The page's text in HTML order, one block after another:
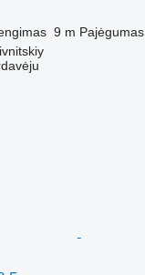
9 m Pajėgumas